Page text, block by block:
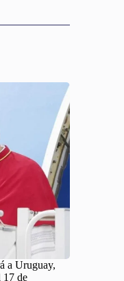
a Uruguay,
17 de